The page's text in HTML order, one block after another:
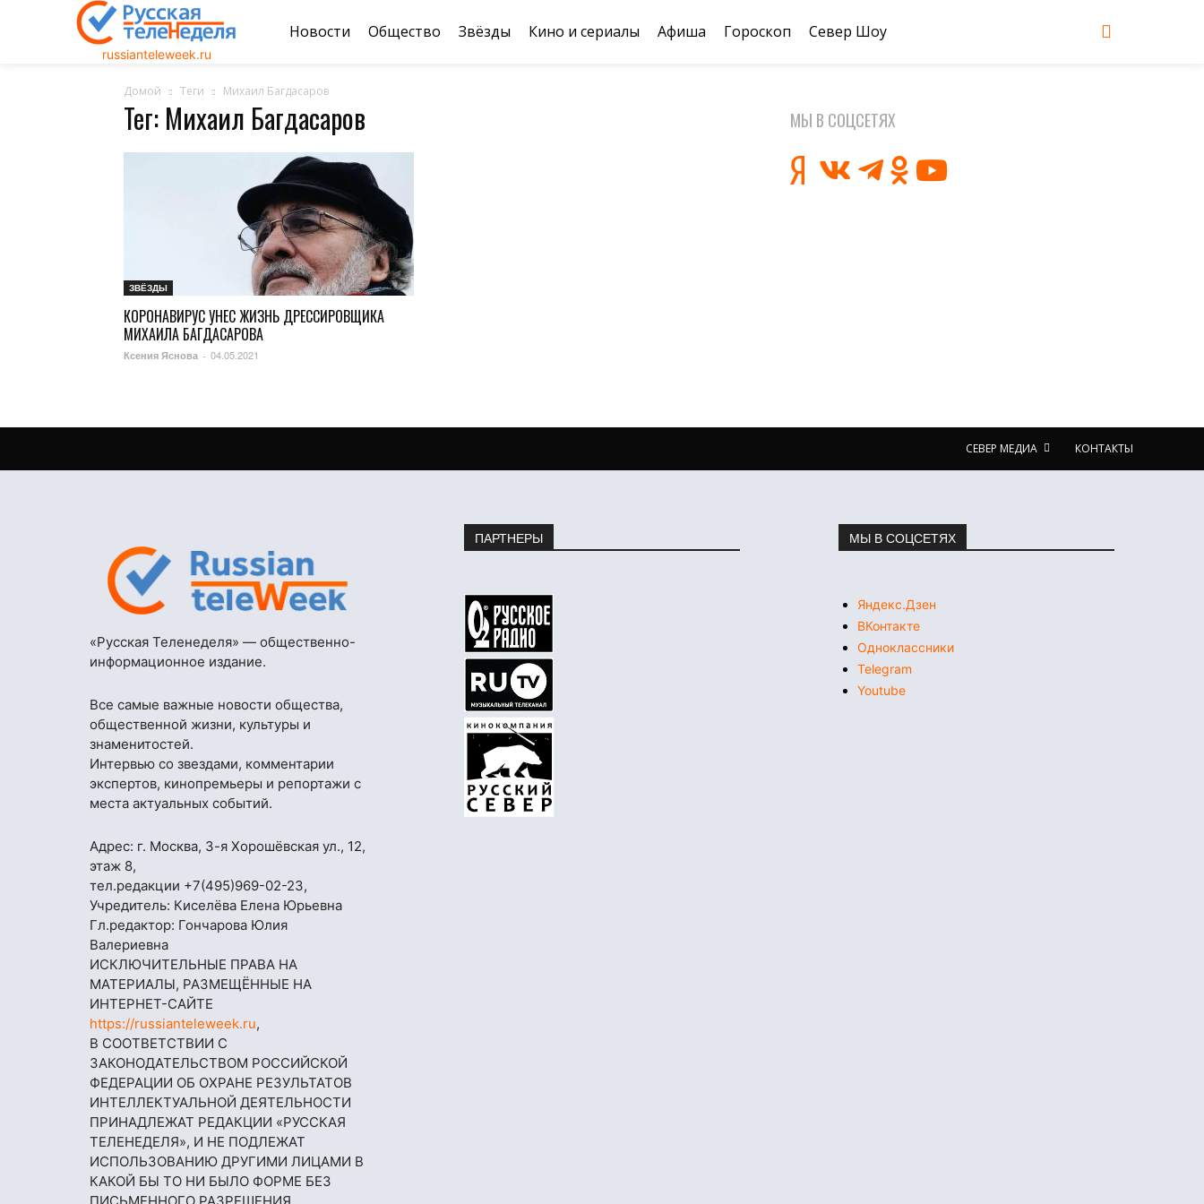
russianteleweek.ru
Новости Общество Звёзды Кино и сериалы Афиша Гороскоп Север Шоу
Домой Теги Михаил Багдасаров
Тег: Михаил Багдасаров
ЗВЁЗДЫ
КОРОНАВИРУС УНЕС ЖИЗНЬ ДРЕССИРОВЩИКА
МИХАИЛА БАГДАСАРОВА
Ксения Яснова - 04.05.2021
МЫ В СОЦСЕТЯХ
СЕВЕР МЕДИА КОНТАКТЫ
«Русская Теленеделя» — общественно-
информационное издание.
Все самые важные новости общества,
общественной жизни, культуры и
знаменитостей.
Интервью со звездами, комментарии
экспертов, кинопремьеры и репортажи с
места актуальных событий.
Адрес: г. Москва, 3-я Хорошёвская ул., 12,
этаж 8,
тел.редакции +7(495)969-02-23,
Учредитель: Киселёва Елена Юрьевна
Гл.редактор: Гончарова Юлия
Валериевна
ИСКЛЮЧИТЕЛЬНЫЕ ПРАВА НА
МАТЕРИАЛЫ, РАЗМЕЩЁННЫЕ НА
ИНТЕРНЕТ-САЙТЕ
https://russianteleweek.ru,
В СООТВЕТСТВИИ С
ЗАКОНОДАТЕЛЬСТВОМ РОССИЙСКОЙ
ФЕДЕРАЦИИ ОБ ОХРАНЕ РЕЗУЛЬТАТОВ
ИНТЕЛЛЕКТУАЛЬНОЙ ДЕЯТЕЛЬНОСТИ
ПРИНАДЛЕЖАТ РЕДАКЦИИ «РУССКАЯ
ТЕЛЕНЕДЕЛЯ», И НЕ ПОДЛЕЖАТ
ИСПОЛЬЗОВАНИЮ ДРУГИМИ ЛИЦАМИ В
КАКОЙ БЫ ТО НИ БЫЛО ФОРМЕ БЕЗ
ПАРТНЕРЫ МЫ В СОЦСЕТЯХ
Яндекс.Дзен
ВКонтакте
Одноклассники
Telegram
Youtube